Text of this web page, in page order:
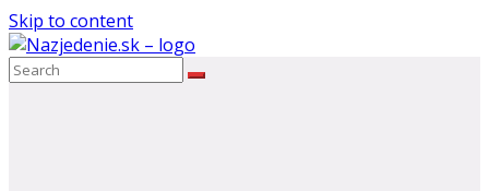
Skip to content